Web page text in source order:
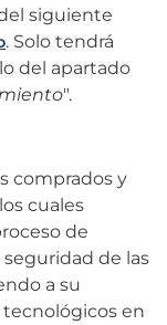
siguiente
. Solo tendrá
del apartado
".
comprados y
cuales
de
seguridad de las
a su
en